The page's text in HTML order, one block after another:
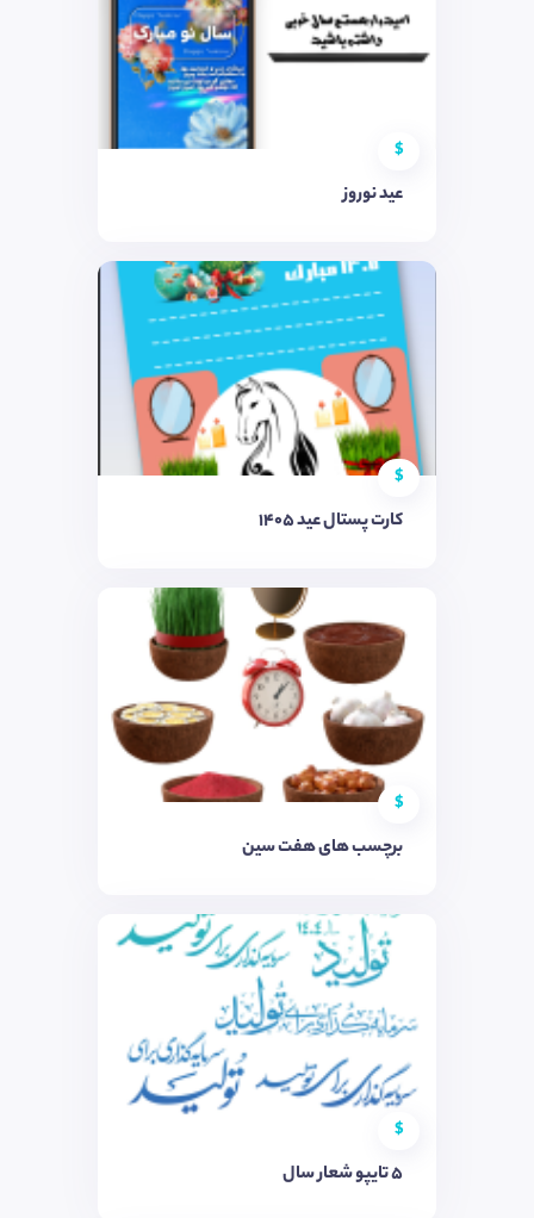
$
عید نوروز
$
کارت پستال عید 1405
$
برچسب های هفت سین
$
5 تایپو شعار سال